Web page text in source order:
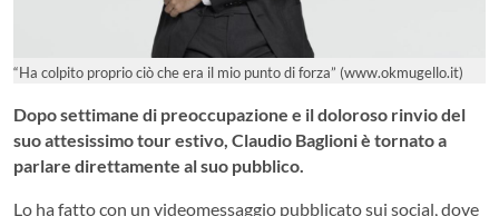
“Ha colpito proprio ciò che era il mio punto di forza” (www.okmugello.it)
Dopo settimane di preoccupazione e il doloroso rinvio del
suo attesissimo tour estivo, Claudio Baglioniè tornato a
parlare direttamente al suo pubblico.
Lo ha fatto con un videomessaggio pubblicato sui social, dove